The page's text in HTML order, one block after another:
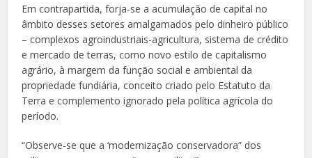
Em contrapartida, forja-se a acumulação de capital no
âmbito desses setores amalgamados pelo dinheiro público
– complexos agroindustriais-agricultura, sistema de crédito
e mercado de terras, como novo estilo de capitalismo
agrário, à margem da função social e ambiental da
propriedade fundiária, conceito criado pelo Estatuto da
Terra e complemento ignorado pela política agrícola do
período.
“Observe-se que a ‘modernização conservadora” dos